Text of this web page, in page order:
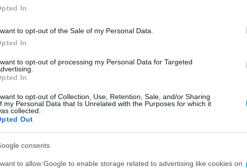
In
to opt-out of the Sale of my Personal Data.
In
to opt-out of processing my Personal Data for Targeted
In
to opt-out of Collection, Use, Retention, Sale, and/or Sharing
my Personal Data that Is Unrelated with the Purposes for which it
collected.
Out
consents
to allow Google to enable storage related to advertising like cookies on